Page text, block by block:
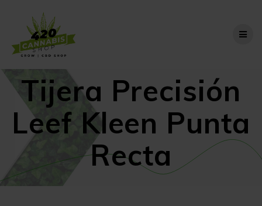
Tijera Precisión
Leef Kleen Punta
Recta